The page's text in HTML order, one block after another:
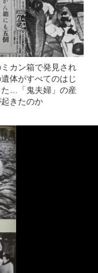
カン箱で発見され
体がすべてのはじ
た…「鬼夫婦」の産
きたのか